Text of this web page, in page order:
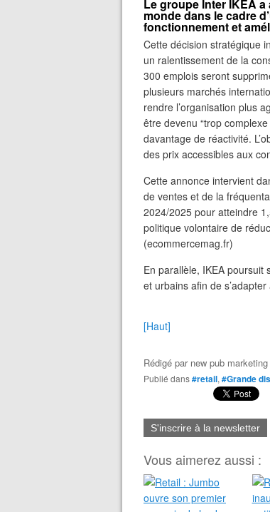
Le groupe Inter IKEA
monde dans le cadre
fonctionnement et
Cette décision stratégique
un ralentissement de la
300 emplois seront
plusieurs marchés
rendre l’organisation plus
être devenu “trop
davantage de réactivité.
des prix accessibles aux
Cette annonce intervient
de ventes et de la
2024/2025 pour atteindre
politique volontaire de
(ecommercemag.fr)
En parallèle, IKEA
et urbains afin de
[Haut]
Rédigé par new pub marketing
Publié dans#retail, #Grande
S'inscrire à la newsletter
Vous aimerez aussi :